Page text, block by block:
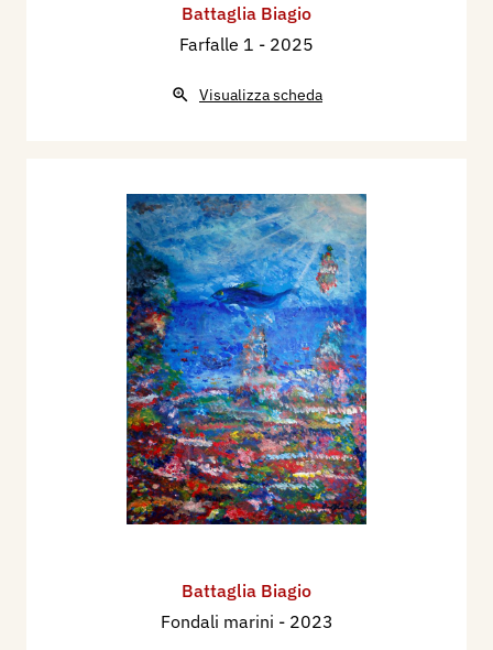
Battaglia Biagio
Farfalle 1 - 2025
Visualizza scheda
Battaglia Biagio
Fondali marini - 2023